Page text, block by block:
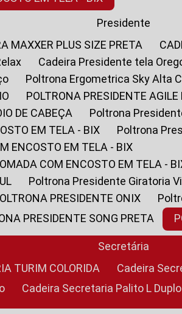
Presidente
MAXXER PLUS SIZE PRETA
Cadeira Presidente tela
Poltrona Ergometrica Sky Alta
POLTRONA PRESIDENTE
DE CABEÇA
Poltrona
EM TELA - BIX
Poltrona
ENCOSTO EM TELA - BIX
COM ENCOSTO EM TELA -
Poltrona Presidente Giratoria
POLTRONA PRESIDENTE ONIX
PRESIDENTE SONG PRETA
Secretária
TURIM COLORIDA
Cadeira
Cadeira Secretaria Palito L Duplo